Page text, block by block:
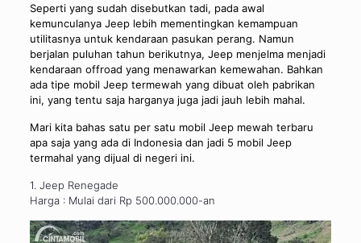
Seperti yang sudah disebutkan tadi, pada awal
kemunculanya Jeep lebih mementingkan kemampuan
utilitasnya untuk kendaraan pasukan perang. Namun
berjalan puluhan tahun berikutnya, Jeep menjelma menjadi
kendaraan offroad yang menawarkan kemewahan. Bahkan
ada tipe mobil Jeep termewah yang dibuat oleh pabrikan
ini, yang tentu saja harganya juga jadi jauh lebih mahal.
Mari kita bahas satu per satu mobil Jeep mewah terbaru
apa saja yang ada di Indonesia dan jadi 5 mobil Jeep
termahal yang dijual di negeri ini.
1. Jeep Renegade
Harga : Mulai dari Rp 500.000.000-an